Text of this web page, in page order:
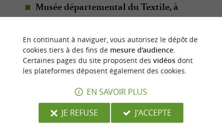
Musée départemental du Textile, à
: cette
textile du 19 èmesiècleprésente la production
d’un textile, de la laine cardée jusqu’au
produit fini.
Musée Le rêve du passé, à Ronel: c’est une
immersion dans la campagne, au bon vieux
En continuant à naviguer, vous autorisez le dépôt de
cookies tiers à des fins de mesure d'audience.
Certaines pages du site proposent des vidéosdont
les plateformes déposent également des cookies.
EN SAVOIR PLUS
JE REFUSE
J'ACCEPTE